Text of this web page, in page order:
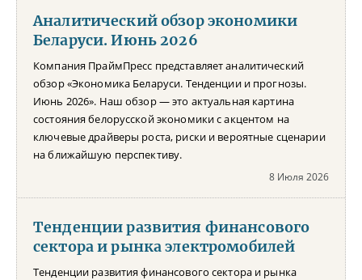
Аналитический обзор экономики
Беларуси. Июнь 2026
Компания ПраймПресс представляет аналитический
обзор «Экономика Беларуси. Тенденции и прогнозы.
Июнь 2026». Наш обзор — это актуальная картина
состояния белорусской экономики с акцентом на
ключевые драйверы роста, риски и вероятные сценарии
на ближайшую перспективу.
8 Июля 2026
Тенденции развития финансового
сектора и рынка электромобилей
Тенденции развития финансового сектора и рынка